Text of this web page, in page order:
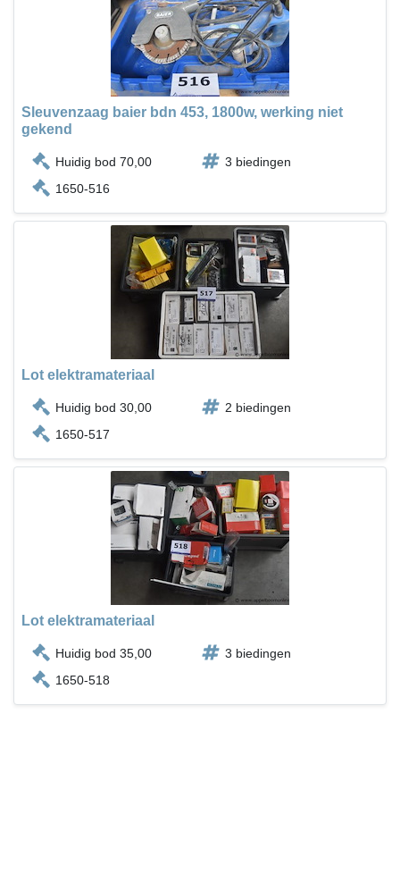
Sleuvenzaag baier bdn 453, 1800w, werking niet
gekend
Huidig bod 70,00
3 biedingen
1650-516
Lot elektramateriaal
Huidig bod 30,00
2 biedingen
1650-517
Lot elektramateriaal
Huidig bod 35,00
3 biedingen
1650-518